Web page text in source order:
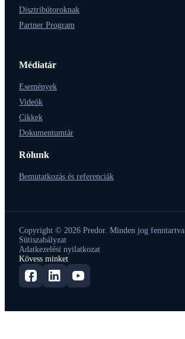
Disztribútoroknak
Partner Program
Médiatár
Események
Videók
Cikkek
Dokumentumtár
Rólunk
Bemutatkozás és referenciák
Copyright © 2026 Predor. Minden jog fenntartva
Sütiszabályzat
Adatkezelési nyilatkozat
Kövess minket